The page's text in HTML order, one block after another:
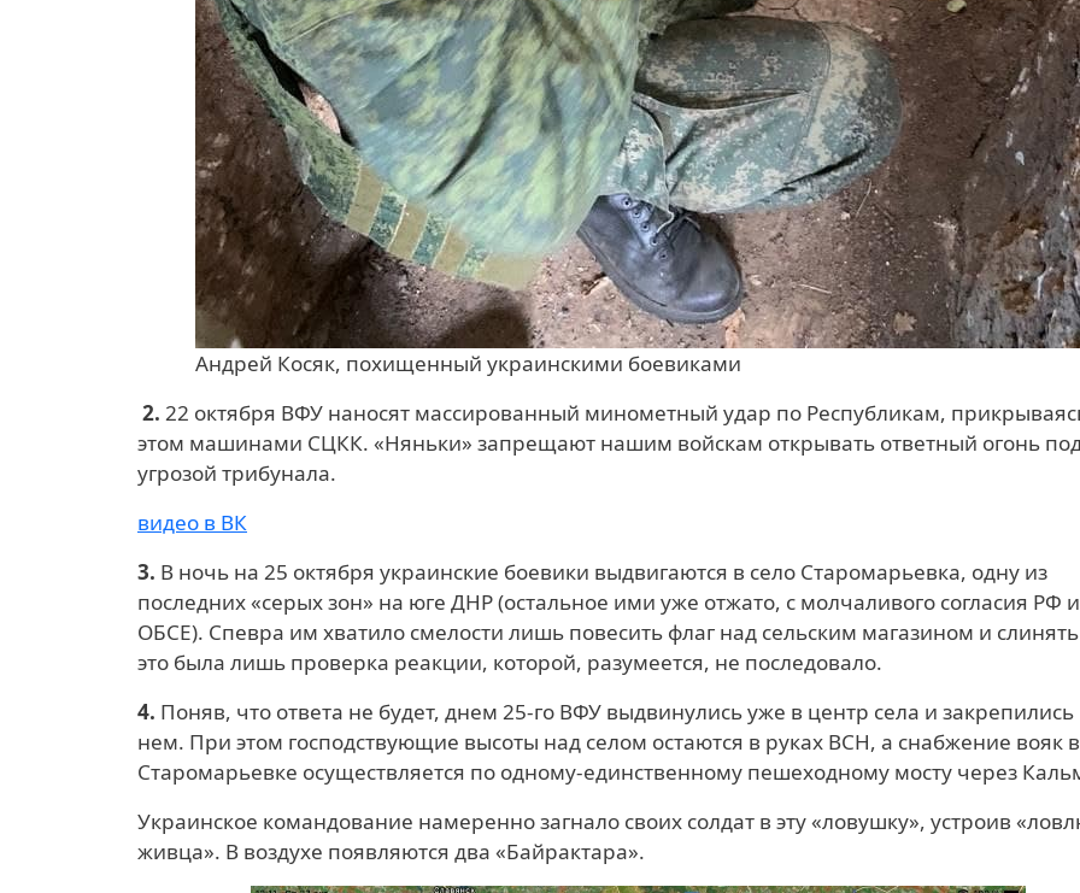
Андрей Косяк, похищенный украинскими боевиками
2. 22 октября ВФУ наносят массированный минометный удар по Республикам,
этом машинами СЦКК. «Няньки» запрещают нашим войскам открывать ответный огонь
угрозой трибунала.
видео в ВК
3. В ночь на 25 октября украинские боевики выдвигаются в село Старомарьевка, одну из
последних «серых зон» на юге ДНР (остальное ими уже отжато, с молчаливого согласия РФ и
ОБСЕ). Спевра им хватило смелости лишь повесить флаг над сельским магазином и
это была лишь проверка реакции, которой, разумеется, не последовало.
4. Поняв, что ответа не будет, днем 25-го ВФУ выдвинулись уже в центр села и закрепились
нем. При этом господствующие высоты над селом остаются в руках ВСН, а снабжение вояк в
Старомарьевке осуществляется по одному-единственному пешеходному мосту через
Украинское командование намеренно загнало своих солдат в эту «ловушку», устроив
живца». В воздухе появляются два «Байрактара».